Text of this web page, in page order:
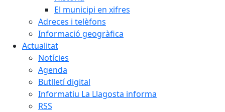
El municipi en xifres
Adreces i telèfons
Informació geogràfica
Actualitat
Notícies
Agenda
Butlletí digital
Informatiu La Llagosta informa
RSS